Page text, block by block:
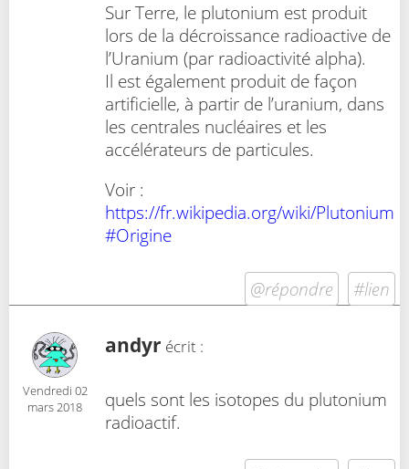
Sur Terre, le plutonium est produit
lors de la décroissance radioactive de
l’Uranium (par radioactivité alpha).
Il est également produit de façon
artificielle, à partir de l’uranium, dans
les centrales nucléaires et les
accélérateurs de particules.
Voir :
https://fr.wikipedia.org/wiki/Plutonium
#Origine
@répondre #lien
Vendredi 02
mars 2018
andyr écrit :
quels sont les isotopes du plutonium
radioactif.